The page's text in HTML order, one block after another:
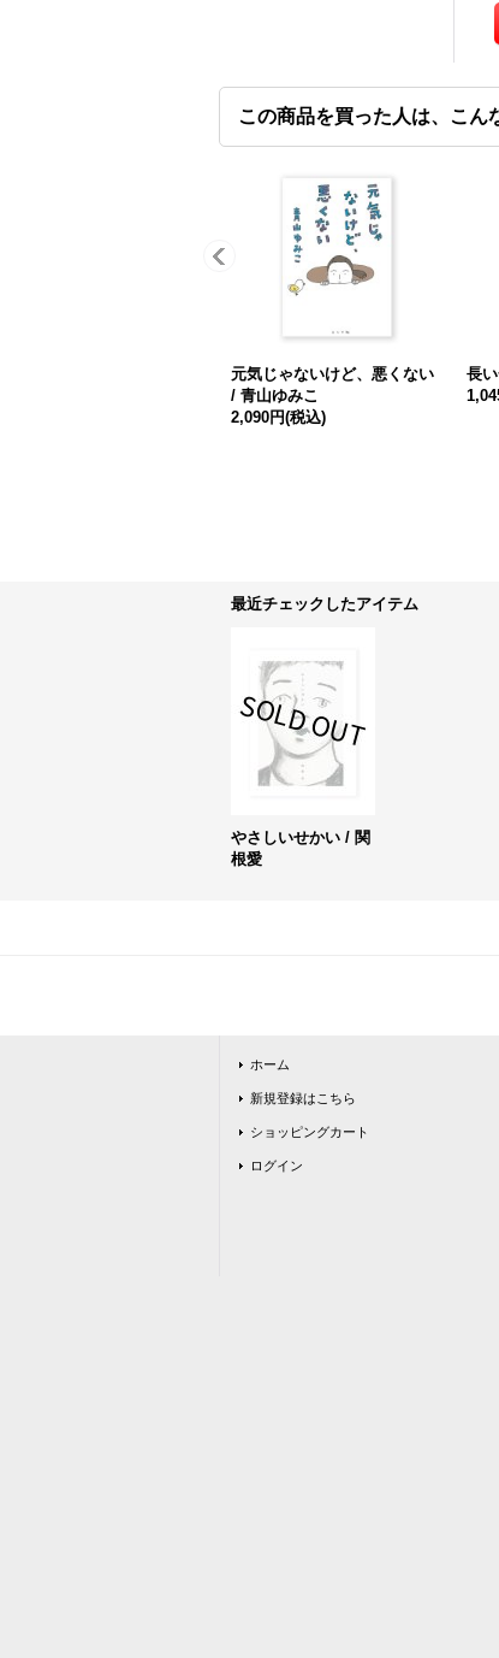
この商品を買った人は、こん
元気じゃないけど、悪くない
/ 青山ゆみこ
2,090円(税込)
長
最近チェックしたアイテム
やさしいせかい / 関
根愛
ホーム
新規登録はこちら
ショッピングカート
ログイン